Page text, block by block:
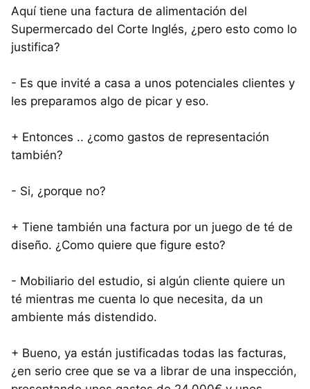
Aquí tiene una factura de alimentación del
Supermercado del Corte Inglés, ¿pero esto como lo
justifica?
- Es que invité a casa a unos potenciales clientes y
les preparamos algo de picar y eso.
+ Entonces .. ¿como gastos de representación
también?
- Si, ¿porque no?
+ Tiene también una factura por un juego de té de
diseño. ¿Como quiere que figure esto?
- Mobiliario del estudio, si algún cliente quiere un
té mientras me cuenta lo que necesita, da un
ambiente más distendido.
+ Bueno, ya están justificadas todas las facturas,
¿en serio cree que se va a librar de una inspección,